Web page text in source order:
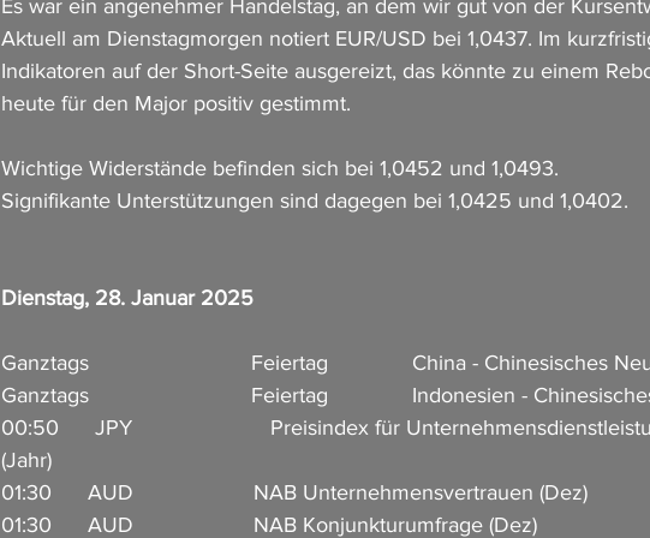
Es war ein angenehmer Handelstag, an dem wir gut von der
Aktuell am Dienstagmorgen notiert EUR/USD bei 1,0437. Im
Indikatoren auf der Short-Seite ausgereizt, das könnte zu einem
heute für den Major positiv gestimmt.
Wichtige Widerstände befinden sich bei 1,0452 und 1,0493.
Signifikante Unterstützungen sind dagegen bei 1,0425 und 1,0402.
Dienstag, 28. Januar 2025
Ganztags                           Feiertag              China - Chinesisches
Ganztags                           Feiertag              Indonesien -
00:50      JPY                       Preisindex für
(Jahr)
01:30      AUD                    NAB Unternehmensvertrauen
01:30      AUD                    NAB Konjunkturumfrage (Dez)